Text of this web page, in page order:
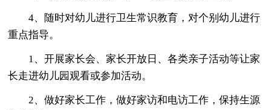
4、随时对幼儿进行卫生常识教育，对个别幼儿进行
重点指导。
1、开展家长会、家长开放日、各类亲子活动等让家
长走进幼儿园观看或参加活动。
2、做好家长工作，做好家访和电访工作，保持生源